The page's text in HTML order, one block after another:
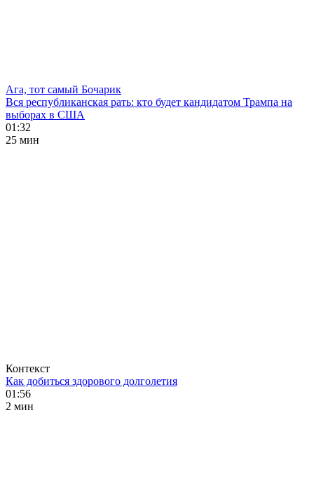
Ага, тот самый Бочарик
Вся республиканская рать: кто будет кандидатом Трампа на
выборах в США
01:32
25 мин
Контекст
Как добиться здорового долголетия
01:56
2 мин